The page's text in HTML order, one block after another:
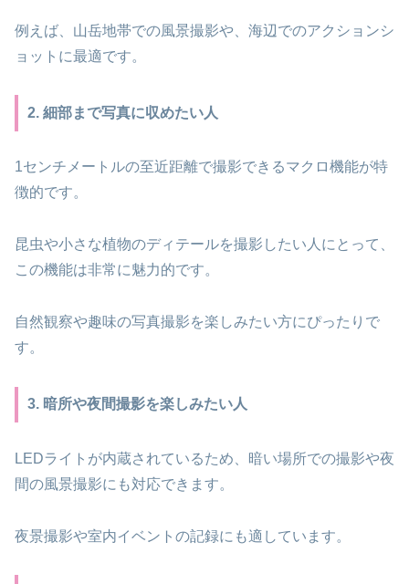
例えば、山岳地帯での風景撮影や、海辺でのアクションシ
ョットに最適です。
2. 細部まで写真に収めたい人
1センチメートルの至近距離で撮影できるマクロ機能が特
徴的です。
昆虫や小さな植物のディテールを撮影したい人にとって、
この機能は非常に魅力的です。
自然観察や趣味の写真撮影を楽しみたい方にぴったりで
す。
3. 暗所や夜間撮影を楽しみたい人
LEDライトが内蔵されているため、暗い場所での撮影や夜
間の風景撮影にも対応できます。
夜景撮影や室内イベントの記録にも適しています。